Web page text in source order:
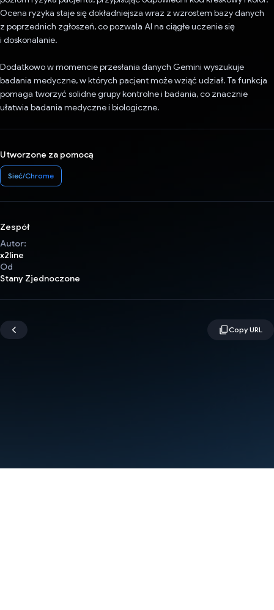
Ocena ryzyka staje się dokładniejsza wraz z wzrostem bazy danych
z poprzednich zgłoszeń, co pozwala AI na ciągłe uczenie się
i doskonalanie.
Dodatkowo w momencie przesłania danych Gemini wyszukuje
badania medyczne, w których pacjent może wziąć udział. Ta funkcja
pomaga tworzyć solidne grupy kontrolne i badania, co znacznie
ułatwia badania medyczne i biologiczne.
Utworzone za pomocą
Sieć/Chrome
Zespół
Autor:
x2line
Od
Stany Zjednoczone